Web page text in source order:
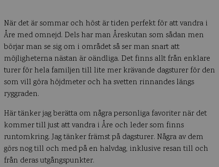
När det är sommar och höst är tiden perfekt för att vandra i
Åre med omnejd. Dels har man Åreskutan som sådan men
börjar man se sig om i området så ser man snart att
möjligheterna nästan är oändliga. Det finns allt från enklare
turer för hela familjen till lite mer krävande dagsturer för den
som vill göra höjdmeter och ha svetten rinnandes längs
ryggraden.
Här tänker jag berätta om några personliga favoriter när det
kommer till just att vandra i Åre och leder som finns
runtomkring. Jag tänker främst på dagsturer. Några av dem
görs nog till och med på en halvdag, inklusive resan till och
från deras utgångspunkter.